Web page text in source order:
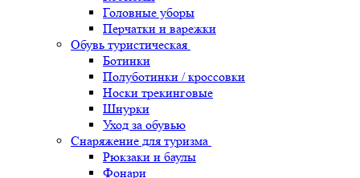
Головные уборы
Перчатки и варежки
Обувь туристическая
Ботинки
Полуботинки / кроссовки
Носки трекинговые
Шнурки
Уход за обувью
Снаряжение для туризма
Рюкзаки и баулы
Фонари